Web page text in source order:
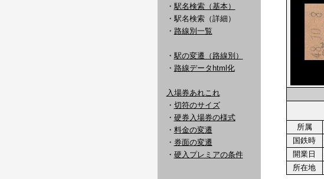
・ 駅名検索（基本）
・駅名検索（詳細）
・ 路線別一覧
・ 駅の変遷（路線別）
・ 路線データhtml化
入場券あれこれ
・ 切符のサイズ
・ 硬券入場券の様式
・ 料金の変遷
・ 券面の変遷
・ 硬入プレミアの条件
所属
国鉄時
開業日
所在地